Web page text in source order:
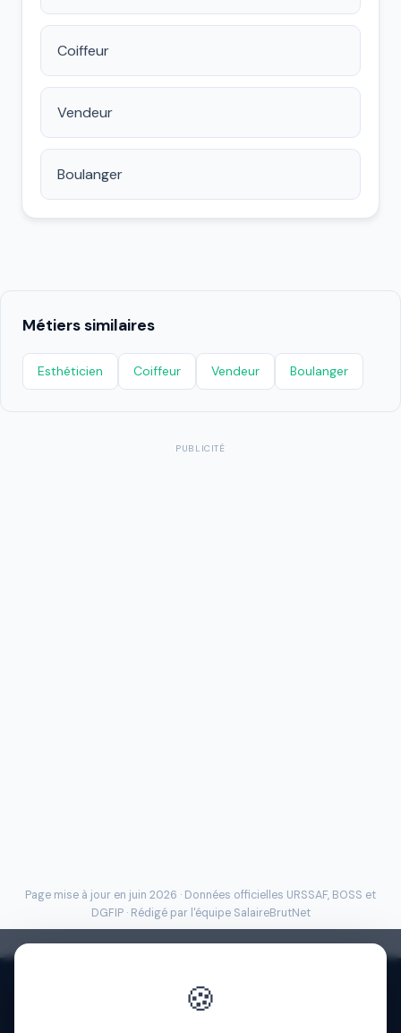
Coiffeur
Vendeur
Boulanger
Métiers similaires
Esthéticien Coiffeur Vendeur Boulanger
PUBLICITÉ
Page mise à jour en juin 2026 · Données officielles URSSAF, BOSS et
DGFIP · Rédigé par l'équipe SalaireBrutNet
🍪
Politique de confidentialité
· FAQ